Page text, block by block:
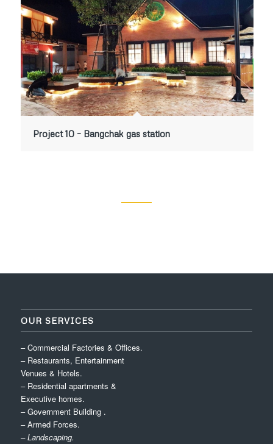
Project 10 – Bangchak gas station
OUR SERVICES
– Commercial Factories & Offices.
– Restaurants, Entertainment
Venues & Hotels.
– Residential apartments &
Executive homes.
– Government Building .
– Armed Forces.
– Landscaping.